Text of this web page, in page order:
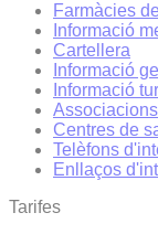
Farmàcies
Informació
Cartellera
Informació
Informació
Associacions
Centres de
Telèfons
Enllaços
Tarifes